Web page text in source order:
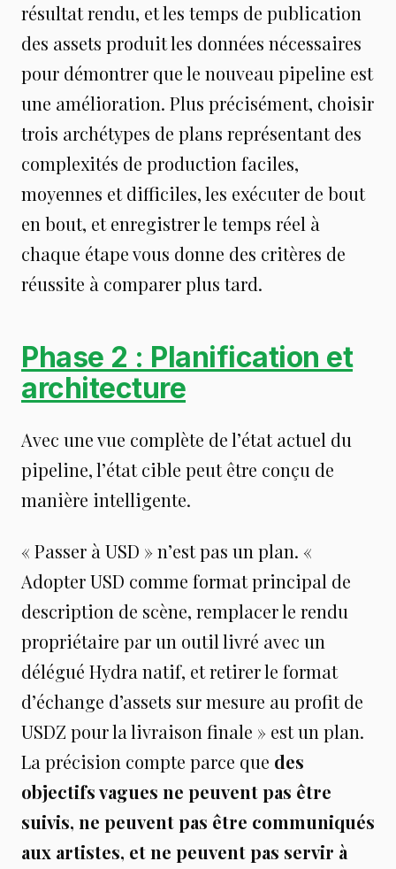
résultat rendu, et les temps de publication
des assets produit les données nécessaires
pour démontrer que le nouveau pipeline est
une amélioration. Plus précisément, choisir
trois archétypes de plans représentant des
complexités de production faciles,
moyennes et difficiles, les exécuter de bout
en bout, et enregistrer le temps réel à
chaque étape vous donne des critères de
réussite à comparer plus tard.
Phase 2 : Planification et
architecture
Avec une vue complète de l’état actuel du
pipeline, l’état cible peut être conçu de
manière intelligente.
« Passer à USD » n’est pas un plan. «
Adopter USD comme format principal de
description de scène, remplacer le rendu
propriétaire par un outil livré avec un
délégué Hydra natif, et retirer le format
d’échange d’assets sur mesure au profit de
USDZ pour la livraison finale » est un plan.
La précision compte parce que des
objectifs vagues ne peuvent pas être
suivis, ne peuvent pas être communiqués
aux artistes, et ne peuvent pas servir à